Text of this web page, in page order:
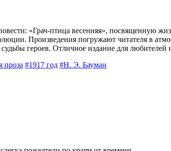
«Грач-птица весенняя», посвященную
Произведения погружают читателя в
героев. Отличное издание для любителей
проза #1917 год #Н. Э. Бауман